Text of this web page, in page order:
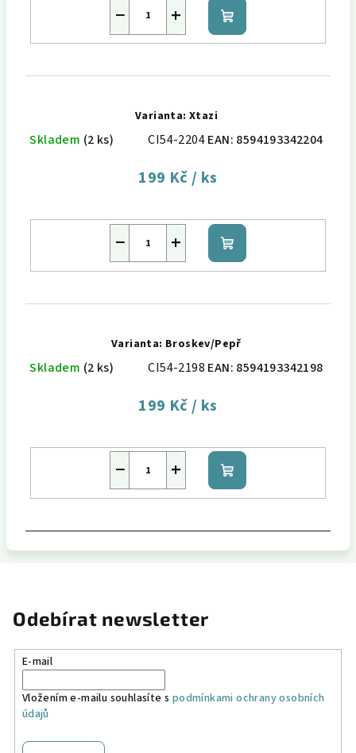
+
− Do
košíku
Varianta: Xtazi
Skladem (2 ks) CI54-2204EAN: 8594193342204
199 Kč/ ks
+
− Do
košíku
Varianta: Broskev/Pepř
Skladem (2 ks) CI54-2198 EAN: 8594193342198
199 Kč / ks
+
− Do
košíku
Odebírat newsletter
E-mail
Vložením e-mailu souhlasíte s podmínkami ochrany osobních
údajů